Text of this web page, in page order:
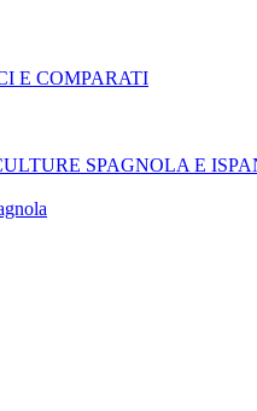
E COMPARATI
SPAGNOLA E